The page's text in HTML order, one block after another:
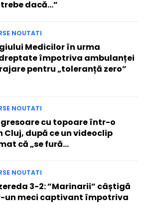
dacă…”
NOUTATI
Medicilor în urma
împotriva ambulanței
pentru „toleranță zero”
NOUTATI
cu topoare într-o
după ce un videoclip
că „se fură…
NOUTATI
3-2: ”Marinarii” câștigă
un meci captivant împotriva